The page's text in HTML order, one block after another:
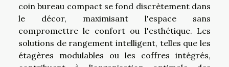
coin bureau compact se fond discrètement dans
le décor, maximisant l'espace sans
compromettre le confort ou l'esthétique. Les
solutions de rangement intelligent, telles que les
étagères modulables ou les coffres intégrés,